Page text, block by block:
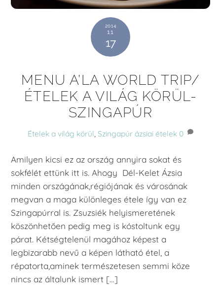
2014
11
17
MENU A’LA WORLD TRIP/
ÉTELEK A VILÁG KÖRÜL-
SZINGAPÚR
Ételek a világ körül, Szingapúr ázsiai ételek 0
Amilyen kicsi ez az ország annyira sokat és
sokfélét ettünk itt is. Ahogy Dél-Kelet Ázsia
minden országának,régiójának és városának
megvan a maga különleges étele így van ez
Szingapúrral is. Zsuzsiék helyismeretének
köszönhetően pedig meg is kóstoltunk egy
párat. Kétségtelenül magához képest a
legbizarabb nevű a képen látható étel, a
répatorta,aminek természetesen semmi köze
nincs az általunk ismert […]